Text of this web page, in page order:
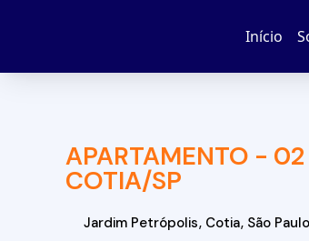
Início
APARTAMENTO -
COTIA/SP
Jardim Petrópolis, Cotia, São Paulo